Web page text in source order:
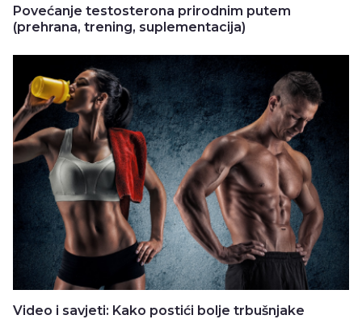
Povećanje testosterona prirodnim putem
(prehrana, trening, suplementacija)
Video i savjeti: Kako postići bolje trbušnjake